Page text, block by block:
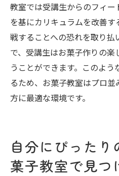
教室では受講生からのフィ
を基にカリキュラムを改善
戦することへの恐れを取り
で、受講生はお菓子作りの
うことができます。このよ
るため、お菓子教室はプロ
方に最適な環境です。
自分にぴったり
菓子教室で見つ